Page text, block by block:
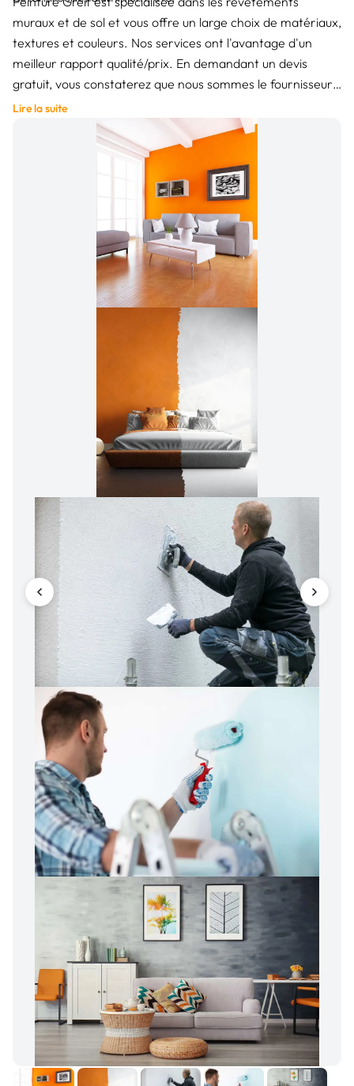
muraux et de sol et vous offre un large choix de matériaux,
textures et couleurs. Nos services ont l'avantage d'un
meilleur rapport qualité/prix. En demandant un devis
gratuit, vous constaterez que nous sommes le fournisseur
le plus avantageux sur le marché.
Lire la suite